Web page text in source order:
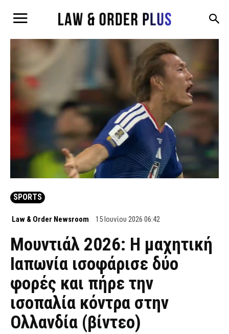
SPORTS
Law & Order Newsroom 15 Ιουνίου 2026 06:42
Μουντιάλ 2026: H μαχητική
Ιαπωνία ισοφάρισε δύο
φορές και πήρε την
ισοπαλία κόντρα στην
Ολλανδία (βίντεο)